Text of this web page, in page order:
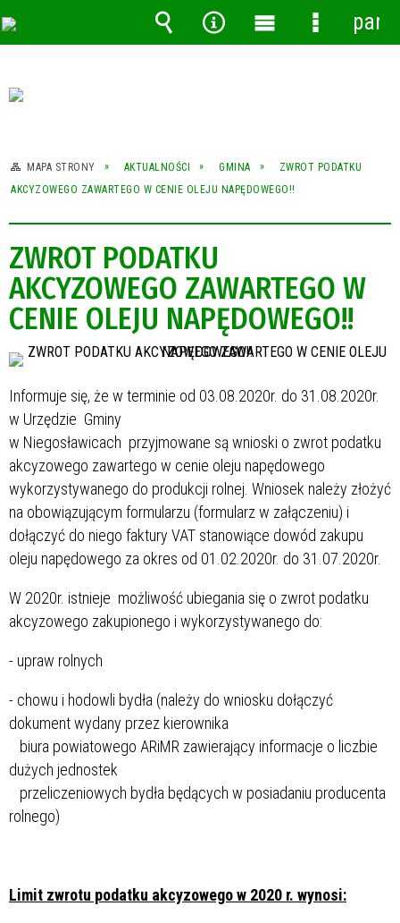
MAPA STRONY AKTUALNOŚCI GMINA
ZWROT PODATKU
AKCYZOWEGO ZAWARTEGO W CENIE OLEJU NAPĘDOWEGO!!
ZWROT PODATKU
AKCYZOWEGO ZAWARTEGO W
CENIE OLEJU NAPĘDOWEGO!!
Informuje się, że w terminie od 03.08.2020r. do 31.08.2020r.
w Urzędzie Gminy
w Niegosławicach przyjmowane są wnioski o zwrot podatku
akcyzowego zawartego w cenie oleju napędowego
wykorzystywanego do produkcji rolnej. Wniosek należy złożyć
na obowiązującym formularzu (formularz w załączeniu) i
dołączyć do niego faktury VAT stanowiące dowód zakupu
oleju napędowego za okres od 01.02.2020r. do 31.07.2020r.
W 2020r. istnieje możliwość ubiegania się o zwrot podatku
akcyzowego zakupionego i wykorzystywanego do:
- upraw rolnych
- chowu i hodowli bydła (należy do wniosku dołączyć
dokument wydany przez kierownika
biura powiatowego ARiMR zawierający informacje o liczbie
dużych jednostek
przeliczeniowych bydła będących w posiadaniu producenta
rolnego)
Limit zwrotu podatku akcyzowego w 2020 r. wynosi:
Wyszukiwarka
Narzędzia
MenuMenu